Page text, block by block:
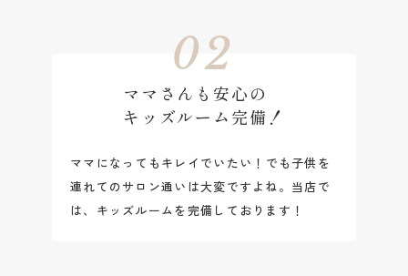
02
ママさんも安心の
キッズルーム完備！
ママになってもキレイでいたい！でも子供を
連れてのサロン通いは大変ですよね。当店で
は、キッズルームを完備しております！